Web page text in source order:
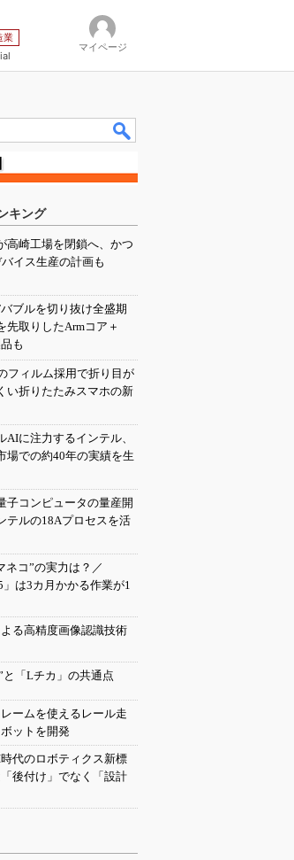
業
マイページ
キング
高崎工場を閉鎖へ、かつ
イス生産の計画も
ブルを切り抜け全盛期
先取りしたArmコア＋
も
フィルム採用で折り目が
い折りたたみスマホの新
AIに注力するインテル、
場での約40年の実績を生
子コンピュータの量産開
テルの18Aプロセスを活
ネコ”の実力は？／
」は3カ月かかる作業が1
る高精度画像認識技術
と「Lチカ」の共通点
ームを使えるレール走
ットを開発
代のロボティクス新標
後付け」でなく「設計